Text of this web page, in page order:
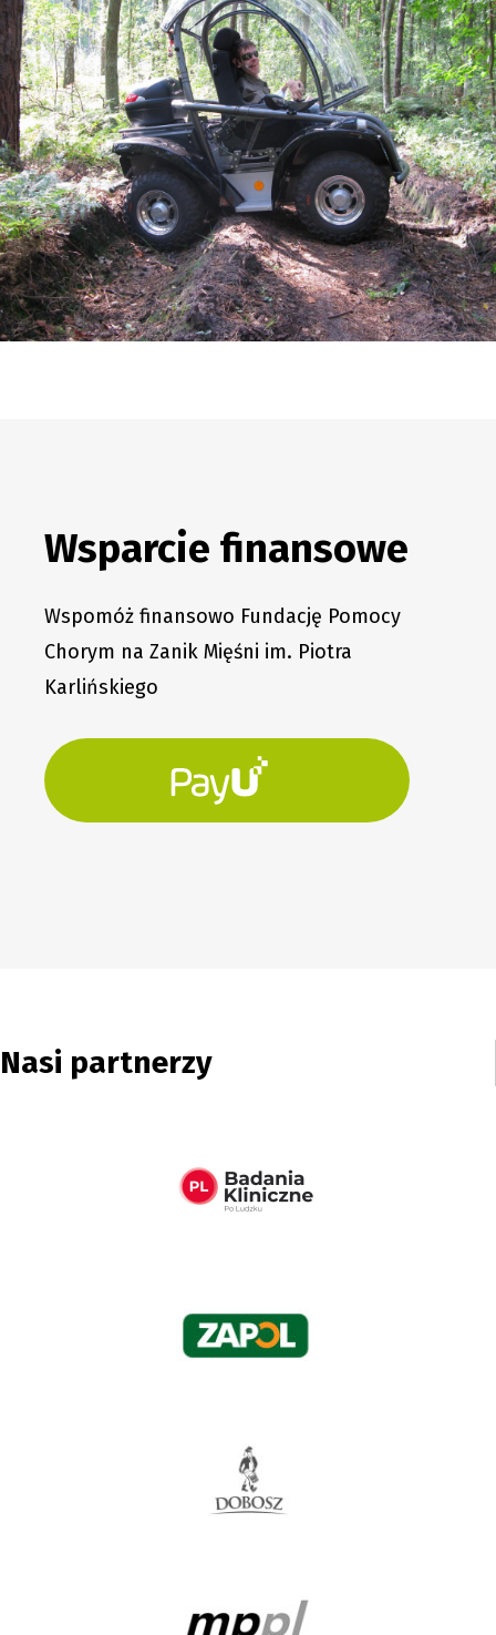
Wsparcie finansowe
Wspomóż finansowo Fundację Pomocy
Chorym na Zanik Mięśni im. Piotra
Karlińskiego
Nasi partnerzy